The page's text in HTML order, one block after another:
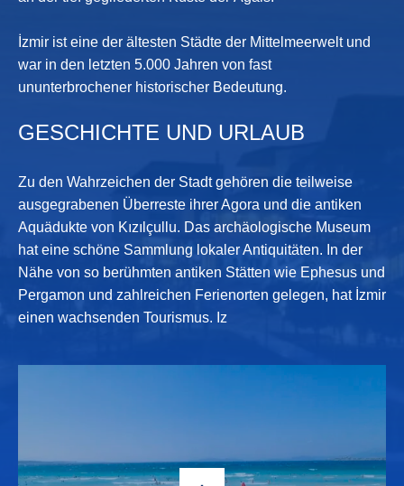
İzmir ist eine der ältesten Städte der Mittelmeerwelt und
war in den letzten 5.000 Jahren von fast
Zu den Wahrzeichen der Stadt gehören die teilweise
ausgegrabenen Überreste ihrer Agora und die antiken
Aquädukte von Kızılçullu. Das archäologische Museum
hat eine schöne Sammlung lokaler Antiquitäten. In der
Nähe von so berühmten antiken Stätten wie Ephesus und
Pergamon und zahlreichen Ferienorten gelegen, hat İzmir